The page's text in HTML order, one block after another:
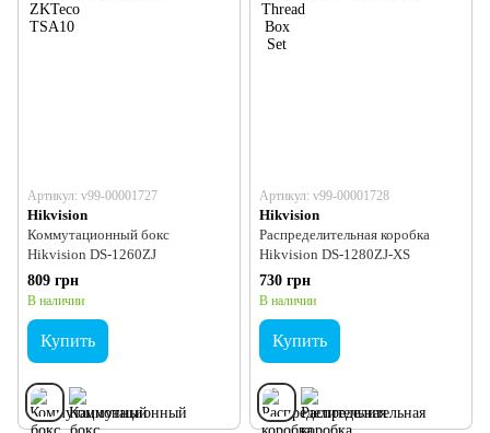
Артикул: v99-00001727
Hikvision
Коммутационный бокс
Hikvision DS-1260ZJ
809 грн
В наличии
Купить
Артикул: v99-00001728
Hikvision
Распределительная коробка
Hikvision DS-1280ZJ-XS
730 грн
В наличии
Купить